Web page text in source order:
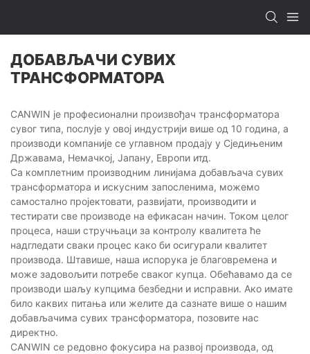
ДОБАВЉАЧИ СУВИХ
ТРАНСФОРМАТОРА
CANWIN је професионални произвођач трансформатора
сувог типа, послује у овој индустрији више од 10 година, а
производи компаније се углавном продају у Сједињеним
Државама, Немачкој, Јапану, Европи итд.
Са комплетним производним линијама добављача сувих
трансформатора и искусним запосленима, можемо
самостално пројектовати, развијати, производити и
тестирати све производе на ефикасан начин. Током целог
процеса, наши стручњаци за контролу квалитета ће
надгледати сваки процес како би осигурали квалитет
производа. Штавише, наша испорука је благовремена и
може задовољити потребе сваког купца. Обећавамо да се
производи шаљу купцима безбедни и исправни. Ако имате
било каквих питања или желите да сазнате више о нашим
добављачима сувих трансформатора, позовите нас
директно.
CANWIN се редовно фокусира на развој производа, од